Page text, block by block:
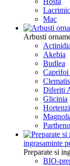
Mac
Arbusti
Akebia
Budlea
Caprifoi
Clematis
Diferiti
Glicinia
ingrasaminte
Preparate si
BIO-